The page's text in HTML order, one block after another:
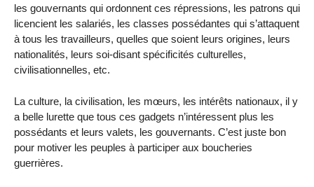
les gouvernants qui ordonnent ces répressions, les patrons qui
licencient les salariés, les classes possédantes qui s’attaquent
à tous les travailleurs, quelles que soient leurs origines, leurs
nationalités, leurs soi-disant spécificités culturelles,
civilisationnelles, etc.
La culture, la civilisation, les mœurs, les intérêts nationaux, il y
a belle lurette que tous ces gadgets n’intéressent plus les
possédants et leurs valets, les gouvernants. C’est juste bon
pour motiver les peuples à participer aux boucheries
guerrières.